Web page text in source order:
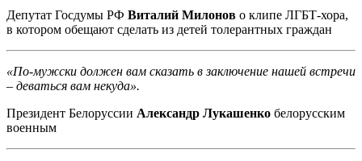
Депутат Госдумы РФ Виталий Милонов о клипе ЛГБТ-хора,
в котором обещают сделать из детей толерантных граждан
«По-мужски должен вам сказать в заключение нашей встречи
– деваться вам некуда».
Президент Белоруссии Александр Лукашенко белорусским
военным